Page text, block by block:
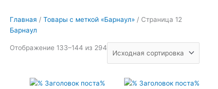
Главная / Товары с меткой «Барнаул» / Страница 12
Барнаул
Отображение 133–144 из 294